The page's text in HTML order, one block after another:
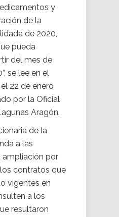
y
de la
de 2020,
pueda
del mes de
se lee en el
22 de enero
por la Oficial
Aragón.
de la
a las
ampliación por
contratos que
vigentes en
a los
resultaron